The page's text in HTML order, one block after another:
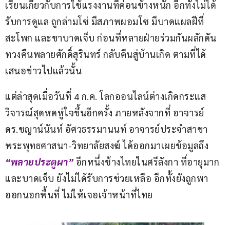
เรียนเกี่ยวกับการใช้แรงงานที่ค่อนข้างหนัก อีกทั้งไม่ได้
รับการดูแล ถูกล่ามโซ่ มีสภาพผอมโซ มีบาดแผลฝีที่
สะโพก และขาบาดเจ็บ ก่อนที่หลายฝ่ายร่วมกันผลักดัน
ทวงคืนพลายศักดิ์สุรินทร์ กลับคืนสู่บ้านเกิด ตามที่ได้
เสนอข่าวไปแล้วนั้น
แต่ล่าสุดเมื่อวันที่ 4 ก.ค. โลกออนไลน์ต่างเกิดกระแส
วิจารณ์สุดหดหู่ใจขึ้นอีกครั้ง ภายหลังจากที่ อาจารย์
ดร.ชญาน์นันท์ อัศวธรรมานนท์ อาจารย์ประจำสาขา
พระพุทธศาสนา-วิทยาลัยสงฆ์ ได้ออกมาเผยข้อมูลถึง
“พลายประตูผา” อีกหนึ่งช้างไทยในศรีลังกา ที่อายุมาก
และบาดเจ็บ ยังไม่ได้รับการช่วยเหลือ อีกทั้งยังถูกพา
ออกนอกพื้นที่ ไม่ให้เจอเจ้าหน้าที่ไทย